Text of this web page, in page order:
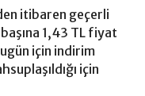
itibaren geçerli
1,43 TL fiyat
için indirim
için